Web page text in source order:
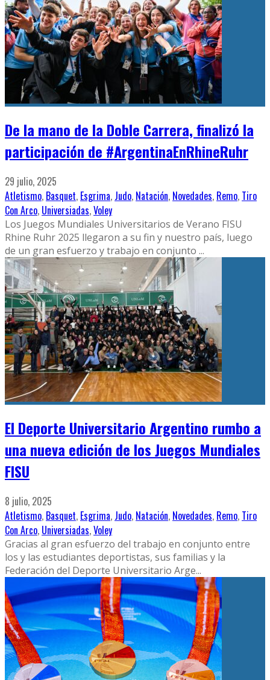
De la mano de la Doble Carrera, finalizó la
participación de #ArgentinaEnRhineRuhr
29 julio, 2025
Atletismo, Basquet, Esgrima, Judo, Natación, Novedades, Remo, Tiro
Con Arco, Universiadas,Voley
Los Juegos Mundiales Universitarios de Verano FISU
Rhine Ruhr 2025 llegaron a su fin y nuestro país, luego
de un gran esfuerzo y trabajo en conjunto ...
El Deporte Universitario Argentino rumbo a
una nueva edición de los Juegos Mundiales
FISU
8 julio, 2025
Atletismo, Basquet, Esgrima, Judo, Natación, Novedades, Remo, Tiro
Con Arco, Universiadas,Voley
Gracias al gran esfuerzo del trabajo en conjunto entre
los y las estudiantes deportistas, sus familias y la
Federación del Deporte Universitario Arge...